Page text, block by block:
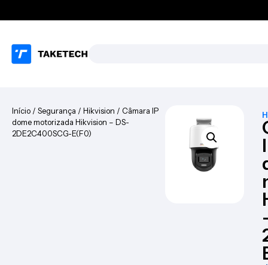
Início / Segurança / Hikvision / Câmara IP
dome motorizada Hikvision – DS-
2DE2C400SCG-E(F0)